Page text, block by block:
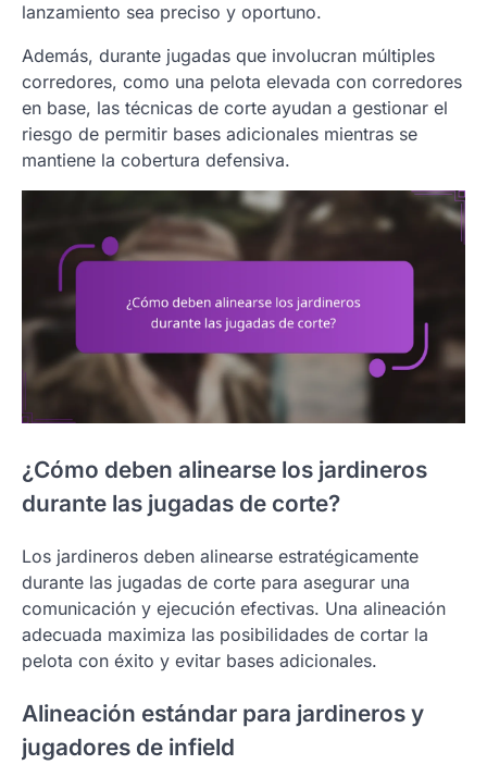
lanzamiento sea preciso y oportuno.
Además, durante jugadas que involucran múltiples
corredores, como una pelota elevada con corredores
en base, las técnicas de corte ayudan a gestionar el
riesgo de permitir bases adicionales mientras se
mantiene la cobertura defensiva.
¿Cómo deben alinearse los jardineros
durante las jugadas de corte?
Los jardineros deben alinearse estratégicamente
durante las jugadas de corte para asegurar una
comunicación y ejecución efectivas. Una alineación
adecuada maximiza las posibilidades de cortar la
pelota con éxito y evitar bases adicionales.
Alineación estándar para jardineros y
jugadores de infield